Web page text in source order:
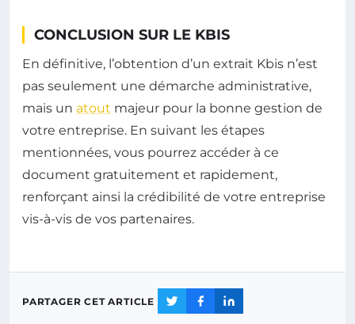
CONCLUSION SUR LE KBIS
En définitive, l’obtention d’un extrait Kbis n’est
pas seulement une démarche administrative,
mais un atout majeur pour la bonne gestion de
votre entreprise. En suivant les étapes
mentionnées, vous pourrez accéder à ce
document gratuitement et rapidement,
renforçant ainsi la crédibilité de votre entreprise
vis-à-vis de vos partenaires.
PARTAGER CET ARTICLE